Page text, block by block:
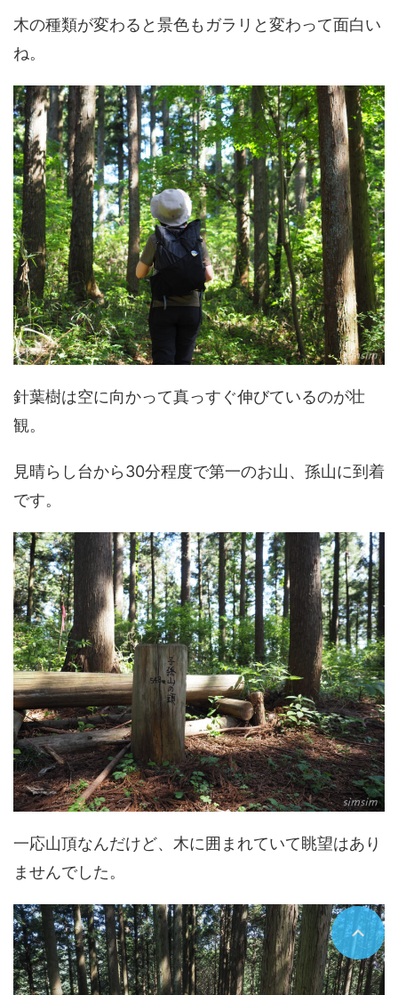
木の種類が変わると景色もガラリと変わって面白い
ね。
針葉樹は空に向かって真っすぐ伸びているのが壮
観。
見晴らし台から30分程度で第一のお山、孫山に到着
です。
一応山頂なんだけど、木に囲まれていて眺望はあり
ませんでした。